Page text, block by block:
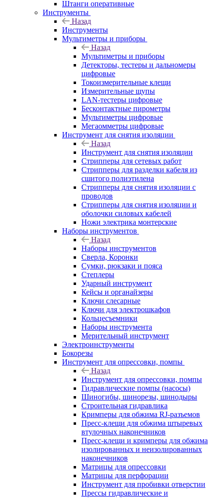
Штанги оперативные
Инструменты
Назад
Инструменты
Мультиметры и приборы
Назад
Мультиметры и приборы
Детекторы, тестеры и дальномеры
цифровые
Токоизмерительные клещи
Измерительные щупы
LAN-тестеры цифровые
Бесконтактные пирометры
Мультиметры цифровые
Мегаомметры цифровые
Инструмент для снятия изоляции
Назад
Инструмент для снятия изоляции
Стрипперы для сетевых работ
Стрипперы для разделки кабеля из
сшитого полиэтилена
Cтрипперы для снятия изоляции с
проводов
Стрипперы для снятия изоляции и
оболочки силовых кабелей
Ножи электрика монтерские
Наборы инструментов
Назад
Наборы инструментов
Сверла, Коронки
Сумки, рюкзаки и пояса
Степлеры
Ударный инструмент
Кейсы и органайзеры
Ключи слесарные
Ключи для электрошкафов
Кольцесъемники
Наборы инструмента
Мерительный инструмент
Электроинструменты
Бокорезы
Инструмент для опрессовки, помпы
Назад
Инструмент для опрессовки, помпы
Гидравлические помпы (насосы)
Шиногибы, шинорезы, шинодыры
Строительная гидравлика
Кримперы для обжима RJ-разъемов
Пресс-клещи для обжима штыревых
втулочных наконечников
Пресс-клещи и кримперы для обжима
изолированных и неизолированных
наконечников
Матрицы для опрессовки
Матрицы для перфорации
Инструмент для пробивки отверстии
Прессы гидравлические и